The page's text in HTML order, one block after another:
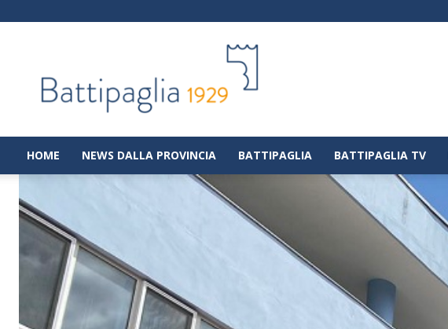
|
Notizie
dalla
città
di
HOME NEWS DALLA PROVINCIA BATTIPAGLIA BATTIPAGLIA TV